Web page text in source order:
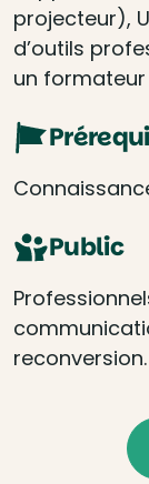
projecteur),
d’outils
un
Public
reconversion.